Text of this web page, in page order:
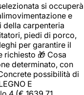
si occuperà
e
carpenteria
piedi di porco,
per garantire il
richiesto 🎁 Cosa
determinato, con
possibilità di
E